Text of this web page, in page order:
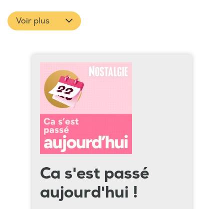
Voir plus
Ca s'est passé
aujourd'hui !